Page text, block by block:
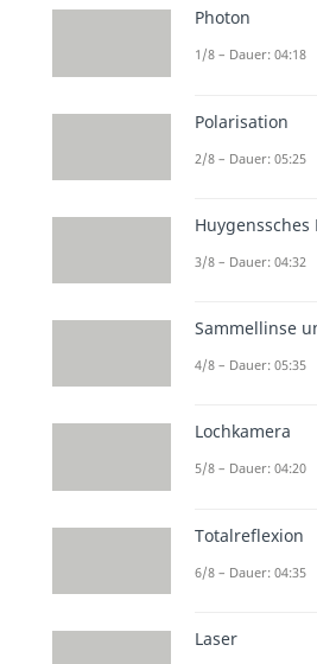
Photon
1/8 – Dauer: 04:18
Polarisation
2/8 – Dauer: 05:25
Huygenssches
3/8 – Dauer: 04:32
Sammellinse
4/8 – Dauer: 05:35
Lochkamera
5/8 – Dauer: 04:20
Totalreflexion
6/8 – Dauer: 04:35
Laser